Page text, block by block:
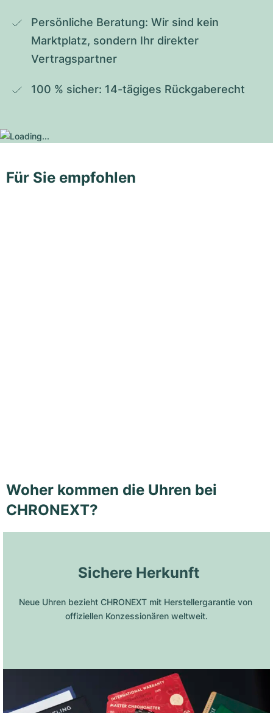
Persönliche Beratung: Wir sind kein
Marktplatz, sondern Ihr direkter
Vertragspartner
100 % sicher: 14-tägiges Rückgaberecht
Für Sie empfohlen
Woher kommen die Uhren bei
CHRONEXT?
Sichere Herkunft
Neue Uhren bezieht CHRONEXT mit Herstellergarantie von
offiziellen Konzessionären weltweit.